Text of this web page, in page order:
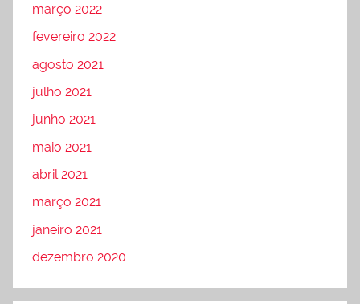
março 2022
fevereiro 2022
agosto 2021
julho 2021
junho 2021
maio 2021
abril 2021
março 2021
janeiro 2021
dezembro 2020